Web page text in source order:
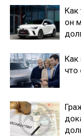
Как
он
Как
что